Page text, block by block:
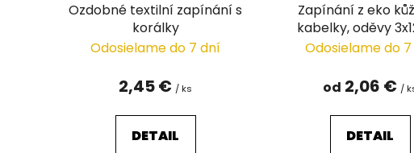
Ozdobné textilní zapínání s
korálky
Odosielame do 7 dní
2,45 € / ks
DETAIL
Zapínání z eko
kabelky, oděvy
Odosielame do
od 2,06 € /
DETAIL